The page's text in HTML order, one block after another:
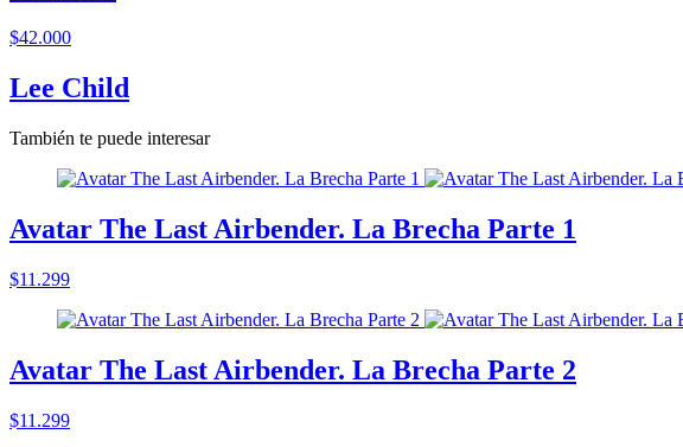
$42.000
Lee Child
También te puede interesar
Avatar The Last Airbender. La Brecha Parte 1
$11.299
Avatar The Last Airbender. La Brecha Parte 2
$11.299